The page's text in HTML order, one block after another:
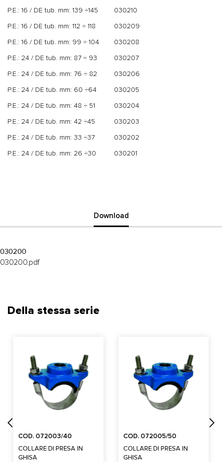
P.E.: 16 / DE tub. mm: 139 ÷145
030210
P.E.: 16 / DE tub. mm: 112 ÷ 118
030209
P.E.: 16 / DE tub. mm: 99 ÷ 104
030208
P.E.: 24 / DE tub. mm: 87 ÷ 93
030207
P.E.: 24 / DE tub. mm: 76 ÷ 82
030206
P.E.: 24 / DE tub. mm: 60 ÷64
030205
P.E.: 24 / DE tub. mm: 48 ÷ 51
030204
P.E.: 24 / DE tub. mm: 42 ÷45
030203
P.E.: 24 / DE tub. mm: 33 ÷37
030202
P.E.: 24 / DE tub. mm: 26 ÷30
030201
Download
030200
030200.pdf
Della stessa serie
COD. 072003/40
COLLARE DI PRESA IN
GHISA
COD. 072005/50
COLLARE DI PRESA IN
GHISA